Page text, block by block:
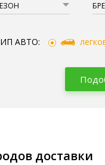
АВТО:
доставки